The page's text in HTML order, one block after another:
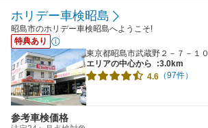
ホリデー車検昭島
昭島市のホリデー車検昭島へようこそ!
特典あり
東京都昭島市武蔵野２－７－１０
エリアの中心から
:3.0km
4.6 （97件）
参考車検価格